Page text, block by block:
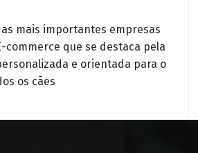
mais importantes empresas
commerce que se destaca pela
e orientada para o
os cães